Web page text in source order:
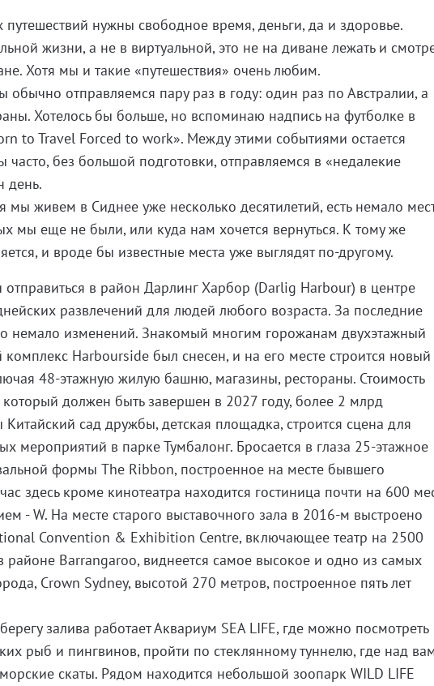
путешествий нужны свободное время, деньги, да и здоровье.
жизни, а не в виртуальной, это не на диване лежать и
Хотя мы и такие «путешествия» очень любим.
обычно отправляемся пару раз в году: один раз по Австралии, а
Хотелось бы больше, но вспоминаю надпись на футболке в
to Travel Forced to work». Между этими событиями остается
без большой подготовки, отправляемся в «недалекие
день.
мы живем в Сиднее уже несколько десятилетий, есть немало
мы еще не были, или куда нам хочется вернуться. К тому же
и вроде бы известные места уже выглядят по-другому.
в район Дарлинг Харбор (Darlig Harbour) в центре
развлечений для людей любого возраста. За последние
немало изменений. Знакомый многим горожанам двухэтажный
комплекс Harbourside был снесен, и на его месте строится новый
48-этажную жилую башню, магазины, рестораны. Стоимость
который должен быть завершен в 2027 году, более 2 млрд
сад дружбы, детская площадка, строится сцена для
мероприятий в парке Тумбалонг. Бросается в глаза 25-этажное
формы The Ribbon, построенное на месте бывшего
здесь кроме кинотеатра находится гостиница почти на 600
- W. На месте старого выставочного зала в 2016-м выстроено
Convention & Exhibition Centre, включающее театр на 2500
районе Barrangaroo, виднеется самое высокое и одно из самых
Crown Sydney, высотой 270 метров, построенное пять лет
залива работает Аквариум SEA LIFE, где можно посмотреть
рыб и пингвинов, пройти по стеклянному туннелю, где над
скаты. Рядом находится небольшой зоопарк WILD LIFE